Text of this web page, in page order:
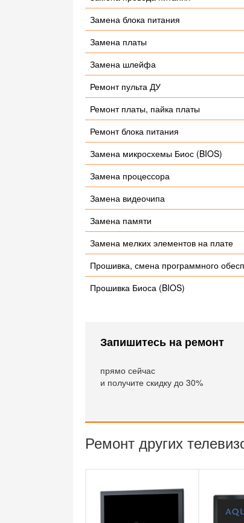
Замена блока питания
Замена платы
Замена шлейфа
Ремонт пульта ДУ
Ремонт платы, пайка платы
Ремонт блока питания
Замена микросхемы Биос (BIOS)
Замена процессора
Замена видеочипа
Замена памяти
Замена мелких элементов на плате
Прошивка, смена программного
Прошивка Биоса (BIOS)
Запишитесь на ремонт
прямо сейчас
и получите скидку до 30%
Ремонт других